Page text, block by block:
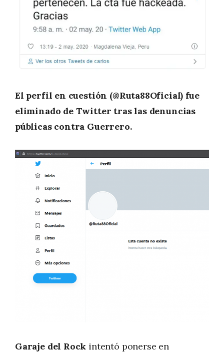
El perfil en cuestión (@Ruta88Oficial) fue
eliminado de Twitter tras las denuncias
públicas contra Guerrero.
Garaje del Rock intentó ponerse en